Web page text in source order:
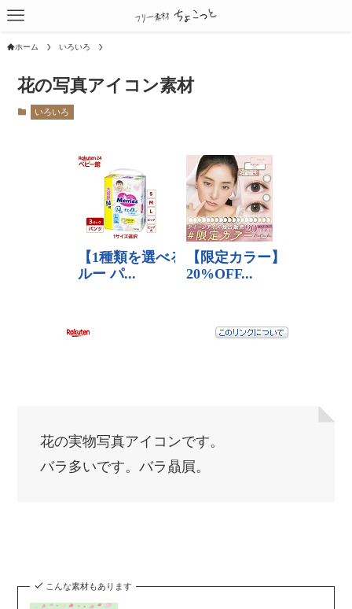
ホーム いろいろ
花の写真アイコン素材
いろいろ
花の実物写真アイコンです。
バラ多いです。バラ贔屓。
こんな素材もあります